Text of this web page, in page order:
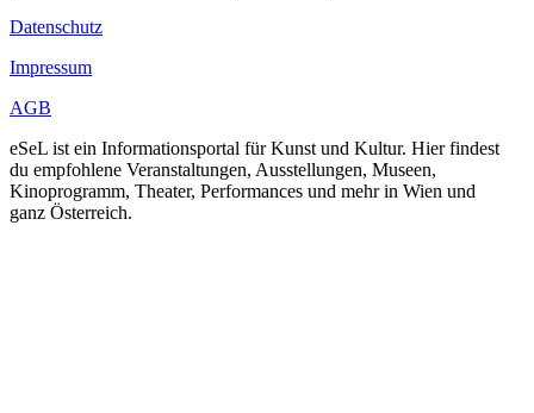
Datenschutz
Impressum
AGB
eSeL ist ein Informationsportal für Kunst und Kultur. Hier findest
du empfohlene Veranstaltungen, Ausstellungen, Museen,
Kinoprogramm, Theater, Performances und mehr in Wien und
ganz Österreich.